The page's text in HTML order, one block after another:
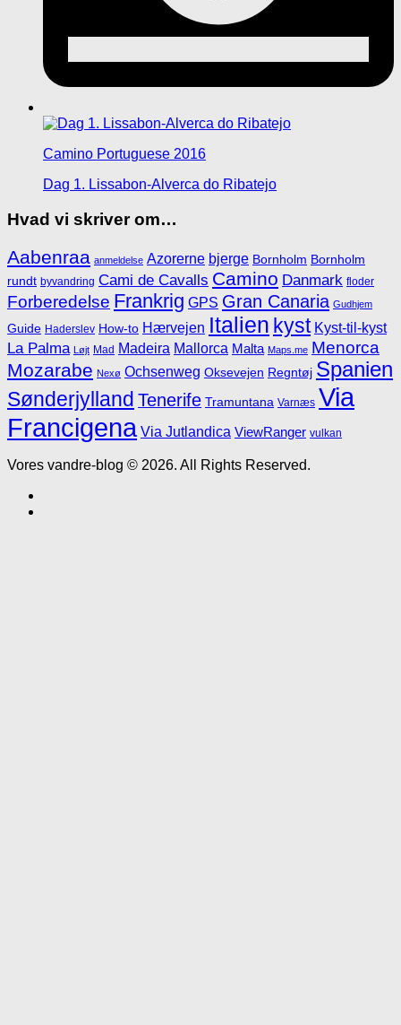
Camino Portuguese 2016
Dag 1. Lissabon-Alverca do Ribatejo
Hvad vi skriver om…
Aabenraa anmeldelse Azorerne bjerge Bornholm Bornholm
rundt byvandring Cami de Cavalls Camino Danmark floder
Forberedelse Frankrig GPS Gran Canaria Gudhjem
Guide Haderslev How-to Hærvejen Italien kyst Kyst-til-kyst
La Palma Løjt Mad Madeira Mallorca Malta Maps.me Menorca
Mozarabe Nexø Ochsenweg Oksevejen Regntøj Spanien
Sønderjylland Tenerife Tramuntana Varnæs Via
Francigena Via Jutlandica ViewRanger vulkan
Vores vandre-blog © 2026. All Rights Reserved.